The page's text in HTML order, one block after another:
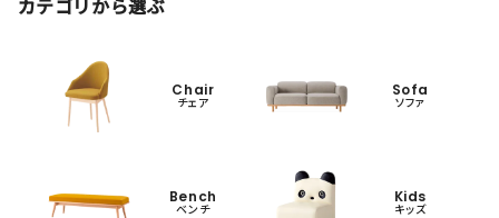
カテゴリから選ぶ
Chair
チェア
Sofa
ソファ
Bench
ベンチ
Kids
キッズ